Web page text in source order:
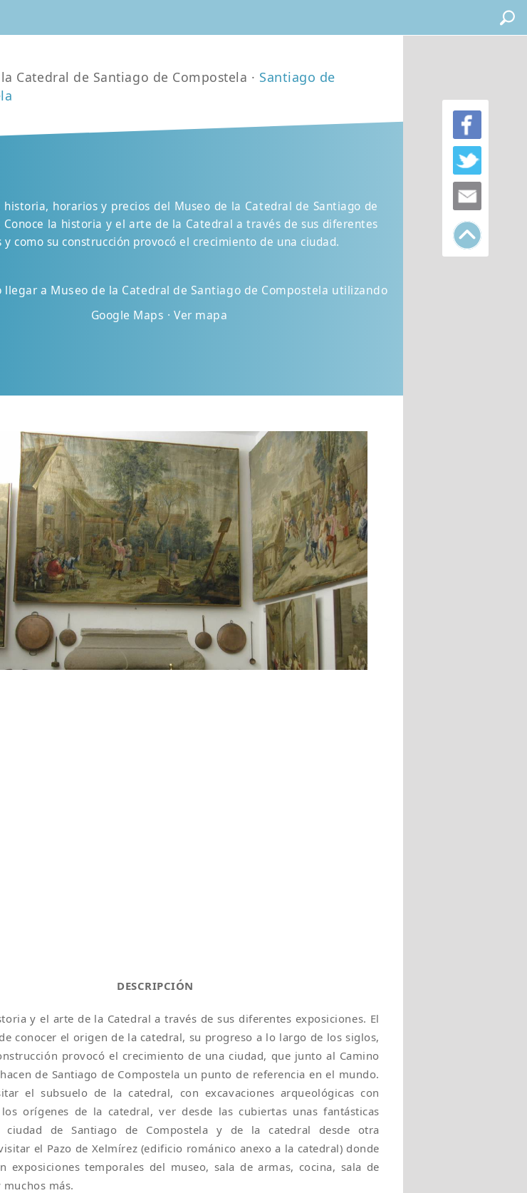
Catedral de Santiago de Compostela · Santiago de
historia, horarios y precios del Museo de la Catedral de Santiago de
Conoce la historia y el arte de la Catedral a través de sus diferentes
y como su construcción provocó el crecimiento de una ciudad.
llegar a Museo de la Catedral de Santiago de Compostela utilizando
Google Maps · Ver mapa
DESCRIPCIÓN
y el arte de la Catedral a través de sus diferentes exposiciones. El
conocer el origen de la catedral, su progreso a lo largo de los siglos,
provocó el crecimiento de una ciudad, que junto al Camino
de Santiago de Compostela un punto de referencia en el mundo.
el subsuelo de la catedral, con excavaciones arqueológicas con
orígenes de la catedral, ver desde las cubiertas unas fantásticas
de Santiago de Compostela y de la catedral desde otra
el Pazo de Xelmírez (edificio románico anexo a la catedral) donde
exposiciones temporales del museo, sala de armas, cocina, sala de
más.